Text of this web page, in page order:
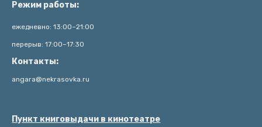
Режим работы:
ежедневно: 13:00–21:00
перерыв: 17:00–17:30
Контакты:
angara@nekrasovka.ru
Пункт книговыдачи в кинотеатре